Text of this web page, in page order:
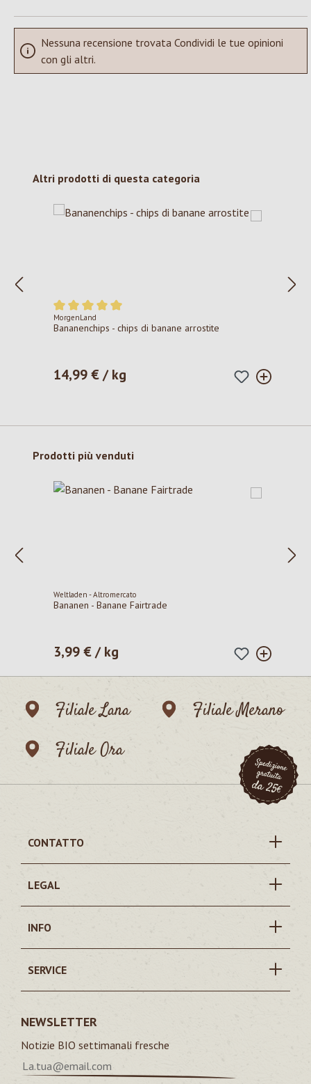
Nessuna recensione trovata Condividi le tue opinioni
con gli altri.
Salta la galleria dei prodotti
Altri prodotti di questa categoria
Valutazione media di 5 su 5 stelle
MorgenLand
Bananenchips - chips di banane arrostite
Prezzo normale:
14,99 € / kg
Salta la galleria dei prodotti
Prodotti più venduti
Weltladen - Altromercato
Bananen - Banane Fairtrade
Prezzo normale:
3,99 € / kg
Filiale Lana
Filiale Merano
Filiale Ora
CONTATTO
LEGAL
INFO
SERVICE
NEWSLETTER
Notizie BIO settimanali fresche